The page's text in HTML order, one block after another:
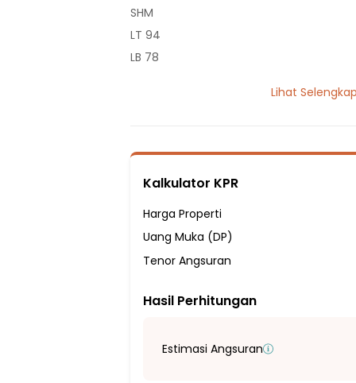
SHM
LT 94
LB 78
Hadap Barat Daya
Fasilitas Sekitar Hunian:
6 Menit ke Sekolah Dasar Martha
4 Menit ke SDN Jatiwaringin XI
4 Menit ke SDN Jatiwaringin I
7 Menit ke SMP Negeri 6 Kota Bekasi
Lihat
Kalkulator KPR
Harga Properti
Uang Muka (DP)
Tenor Angsuran
Hasil Perhitungan
Estimasi Angsuran